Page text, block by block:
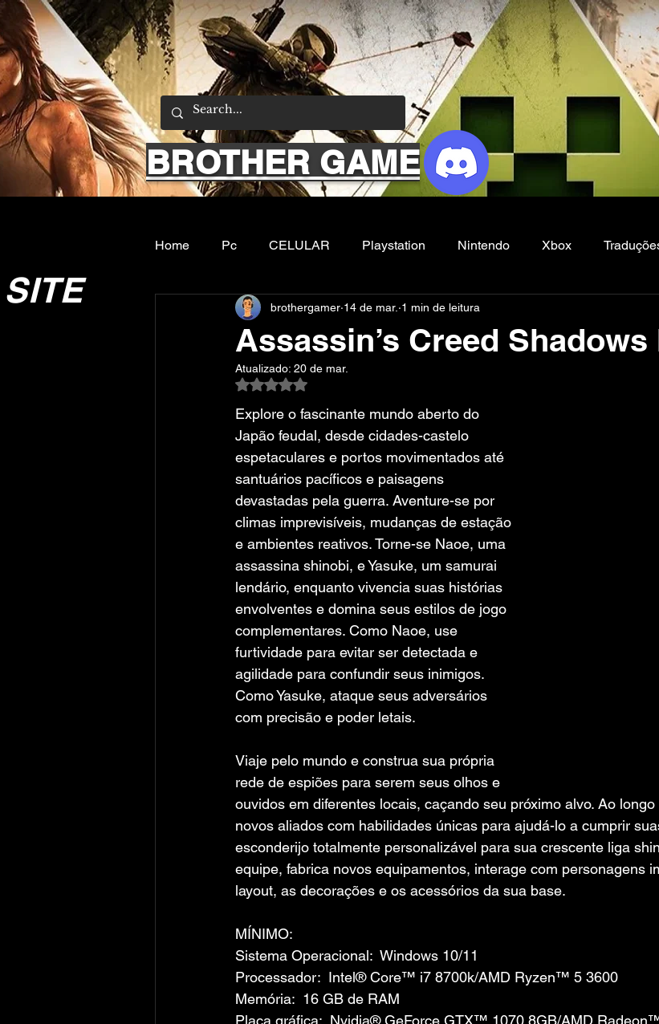
BROTHER GAME
Home Pc CELULAR Playstation Nintendo Xbox
Emuladores Sobre nos Filmes e Series
Assassin’s Creed
brothergamer 14 de mar. 1 min de leitura
Atualizado: 20 de mar.
Avaliado com NaN de 5 estrelas.
Explore o fascinante mundo aberto do
Japão feudal, desde cidades-castelo
espetaculares e portos movimentados até
santuários pacíficos e paisagens
devastadas pela guerra. Aventure-se por
climas imprevisíveis, mudanças de estação
e ambientes reativos. Torne-se Naoe, uma
assassina shinobi, e Yasuke, um samurai
lendário, enquanto vivencia suas histórias
envolventes e domina seus estilos de jogo
complementares. Como Naoe, use
furtividade para evitar ser detectada e
agilidade para confundir seus inimigos.
Como Yasuke, ataque seus adversários
com precisão e poder letais.
Viaje pelo mundo e construa sua própria
rede de espiões para serem seus olhos e
ouvidos em diferentes locais, caçando seu próximo alvo. Ao
novos aliados com habilidades únicas para ajudá-lo a cumprir
esconderijo totalmente personalizável para sua crescente liga
equipe, fabrica novos equipamentos, interage com personagens
layout, as decorações e os acessórios da sua base.
MÍNIMO:
Sistema Operacional:  Windows 10/11
Processador:  Intel® Core™ i7 8700k/AMD Ryzen™ 5 3600
Memória:  16 GB de RAM
Placa gráfica:  Nvidia® GeForce GTX™ 1070 8GB/AMD